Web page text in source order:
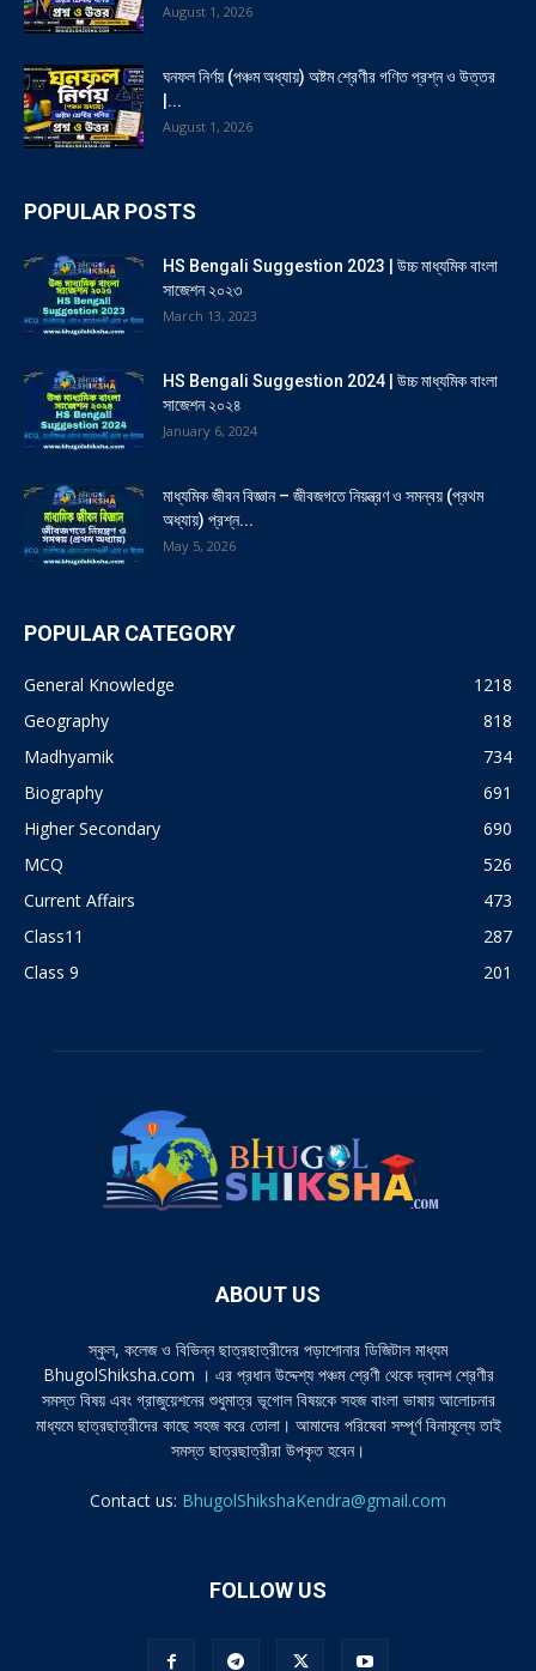
August 1, 2026
ঘনফল নির্ণয় (পঞ্চম অধ্যায়) অষ্টম শ্রেণীর গণিত প্রশ্ন ও উত্তর
|...
August 1, 2026
POPULAR POSTS
HS Bengali Suggestion 2023 | উচ্চ মাধ্যমিক বাংলা
সাজেশন ২০২৩
March 13, 2023
HS Bengali Suggestion 2024 | উচ্চ মাধ্যমিক বাংলা
সাজেশন ২০২৪
January 6, 2024
মাধ্যমিক জীবন বিজ্ঞান – জীবজগতে নিয়ন্ত্রণ ও সমন্বয় (প্রথম
অধ্যায়) প্রশ্ন...
May 5, 2026
POPULAR CATEGORY
General Knowledge
1218
Geography
818
Madhyamik
734
Biography
691
Higher Secondary
690
MCQ
526
Current Affairs
473
Class11
287
Class 9
201
ABOUT US
স্কুল, কলেজ ও বিভিন্ন ছাত্রছাত্রীদের পড়াশোনার ডিজিটাল মাধ্যম
BhugolShiksha.com । এর প্রধান উদ্দেশ্য পঞ্চম শ্রেণী থেকে দ্বাদশ শ্রেণীর
সমস্ত বিষয় এবং গ্রাজুয়েশনের শুধুমাত্র ভূগোল বিষয়কে সহজ বাংলা ভাষায় আলোচনার
মাধ্যমে ছাত্রছাত্রীদের কাছে সহজ করে তোলা। আমাদের পরিষেবা সম্পূর্ণ বিনামূল্যে তাই
সমস্ত ছাত্রছাত্রীরা উপকৃত হবেন।
Contact us: BhugolShikshaKendra@gmail.com
FOLLOW US